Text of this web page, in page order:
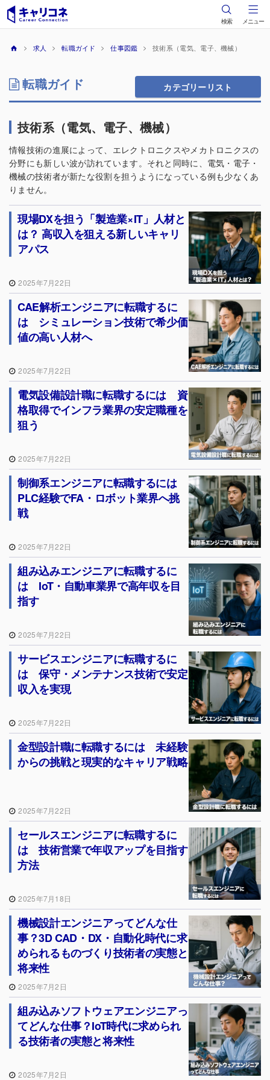
検索 メニュー
求人 転職ガイド 仕事図鑑 技術系（電気、電子、機械）
転職ガイド カテゴリーリスト
技術系（電気、電子、機械）
情報技術の進展によって、エレクトロニクスやメカトロニクスの
分野にも新しい波が訪れています。それと同時に、電気・電子・
機械の技術者が新たな役割を担うようになっている例も少なくあ
りません。
現場DXを担う「製造業×IT」人材と
は？ 高収入を狙える新しいキャリ
アパス
2025年7月22日
CAE解析エンジニアに転職するに
は シミュレーション技術で希少価
値の高い人材へ
2025年7月22日
電気設備設計職に転職するには 資
格取得でインフラ業界の安定職種を
狙う
2025年7月22日
制御系エンジニアに転職するには
PLC経験でFA・ロボット業界へ挑
戦
2025年7月22日
組み込みエンジニアに転職するに
は IoT・自動車業界で高年収を目
指す
2025年7月22日
サービスエンジニアに転職するに
は 保守・メンテナンス技術で安定
収入を実現
2025年7月22日
金型設計職に転職するには 未経験
からの挑戦と現実的なキャリア戦略
2025年7月22日
セールスエンジニアに転職するに
は 技術営業で年収アップを目指す
方法
2025年7月18日
機械設計エンジニアってどんな仕
事？3D CAD・DX・自動化時代に求
められるものづくり技術者の実態と
将来性
2025年7月2日
組み込みソフトウェアエンジニアっ
てどんな仕事？IoT時代に求められ
る技術者の実態と将来性
2025年7月2日